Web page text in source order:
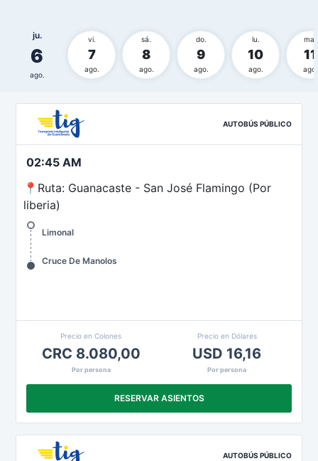
ju.
6
ago.
vi.
7
ago.
sá.
8
ago.
do.
9
ago.
lu.
10
ago.
ma.
11
ago.
AUTOBÚS PÚBLICO
02:45 AM
📍Ruta: Guanacaste - San José Flamingo (Por
liberia)
Limonal
Cruce De Manolos
Precio en Colones
CRC 8.080,00
Por persona
Precio en Dólares
USD 16,16
Por persona
RESERVAR ASIENTOS
AUTOBÚS PÚBLICO